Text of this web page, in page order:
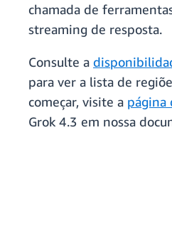
chamada de
streaming de resposta.
Consulte a
para ver a lista de
começar, visite a página
Grok 4.3 em nossa